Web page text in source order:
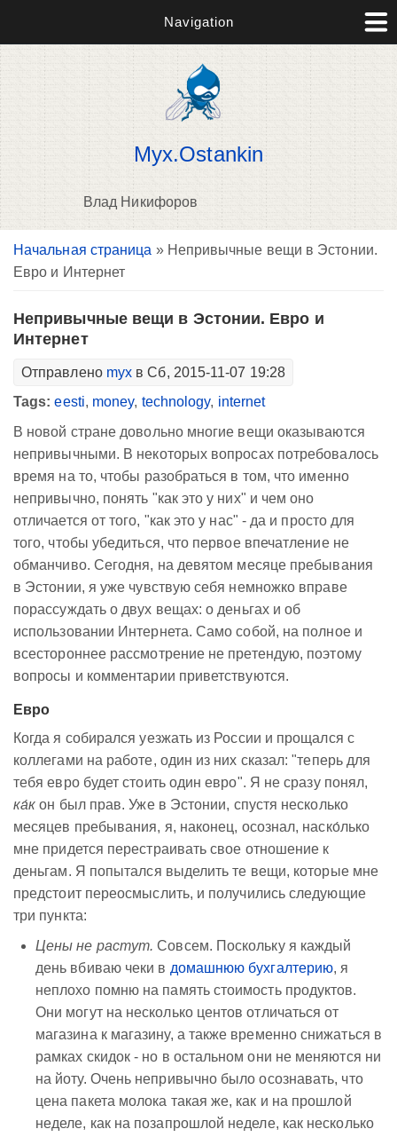
Navigation
Myx.Ostankin
Влад Никифоров
Вы здесь
Начальная страница » Непривычные вещи в Эстонии.
Евро и Интернет
Непривычные вещи в Эстонии. Евро и
Интернет
Отправлено myx в Сб, 2015-11-07 19:28
Tags:eesti, money, technology, internet
В новой стране довольно многие вещи оказываются
непривычными. В некоторых вопросах потребовалось
время на то, чтобы разобраться в том, что именно
непривычно, понять "как это у них" и чем оно
отличается от того, "как это у нас" - да и просто для
того, чтобы убедиться, что первое впечатление не
обманчиво. Сегодня, на девятом месяце пребывания
в Эстонии, я уже чувствую себя немножко вправе
порассуждать о двух вещах: о деньгах и об
использовании Интернета. Само собой, на полное и
всестороннее рассмотрение не претендую, поэтому
вопросы и комментарии приветствуются.
Евро
Когда я собирался уезжать из России и прощался с
коллегами на работе, один из них сказал: "теперь для
тебя евро будет стоить один евро". Я не сразу понял,
ка́к он был прав. Уже в Эстонии, спустя несколько
месяцев пребывания, я, наконец, осознал, наско́лько
мне придется перестраивать свое отношение к
деньгам. Я попытался выделить те вещи, которые мне
предстоит переосмыслить, и получились следующие
три пункта:
Цены не растут. Совсем. Поскольку я каждый
день вбиваю чеки в домашнюю бухгалтерию, я
неплохо помню на память стоимость продуктов.
Они могут на несколько центов отличаться от
магазина к магазину, а также временно снижаться в
рамках скидок - но в остальном они не меняются ни
на йоту. Очень непривычно было осознавать, что
цена пакета молока такая же, как и на прошлой
неделе, как на позапрошлой неделе, как несколько